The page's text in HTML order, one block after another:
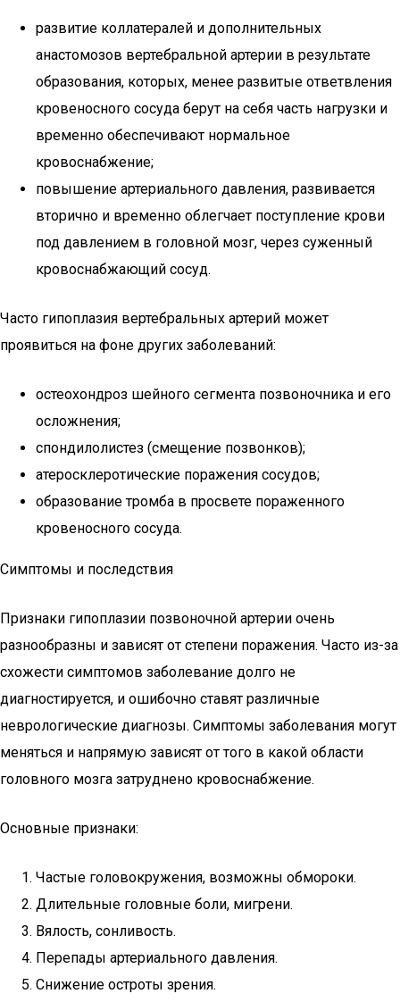
развитие коллатералей и дополнительных
анастомозов вертебральной артерии в результате
образования, которых, менее развитые ответвления
кровеносного сосуда берут на себя часть нагрузки и
временно обеспечивают нормальное
кровоснабжение;
повышение артериального давления, развивается
вторично и временно облегчает поступление крови
под давлением в головной мозг, через суженный
кровоснабжающий сосуд.
Часто гипоплазия вертебральных артерий может
проявиться на фоне других заболеваний:
остеохондроз шейного сегмента позвоночника и его
осложнения;
спондилолистез (смещение позвонков);
атеросклеротические поражения сосудов;
образование тромба в просвете пораженного
кровеносного сосуда.
Симптомы и последствия
Признаки гипоплазии позвоночной артерии очень
разнообразны и зависят от степени поражения. Часто из-за
схожести симптомов заболевание долго не
диагностируется, и ошибочно ставят различные
неврологические диагнозы. Симптомы заболевания могут
меняться и напрямую зависят от того в какой области
головного мозга затруднено кровоснабжение.
Основные признаки:
Частые головокружения, возможны обмороки.
Длительные головные боли, мигрени.
Вялость, сонливость.
Перепады артериального давления.
Снижение остроты зрения.